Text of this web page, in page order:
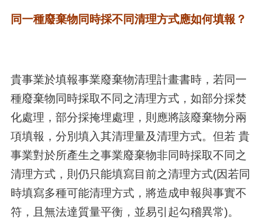
同一種廢棄物同時採不同清理方式應如何填報？
貴事業於填報事業廢棄物清理計畫書時，若同一
種廢棄物同時採取不同之清理方式，如部分採焚
化處理，部分採掩埋處理，則應將該廢棄物分兩
項填報，分別填入其清理量及清理方式。但若 貴
事業對於所產生之事業廢棄物非同時採取不同之
清理方式，則仍只能填寫目前之清理方式(因若同
時填寫多種可能清理方式，將造成申報與事實不
符，且無法達質量平衡，並易引起勾稽異常)。